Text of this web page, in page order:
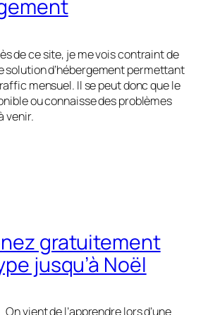
de ce site, je me vois contraint de
solution d’hébergement permettant
mensuel. Il se peut donc que le
ou connaisse des problèmes
venir.
gratuitement
jusqu’à Noël
On vient de l’apprendre lors d’une